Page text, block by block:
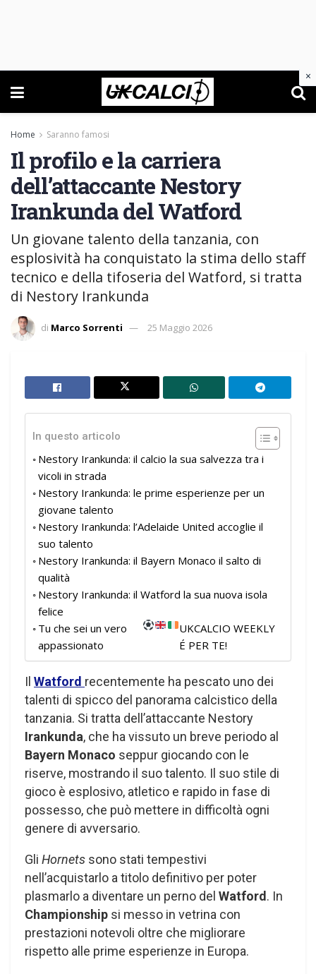
Home Saranno famosi
Il profilo e la carriera
dell’attaccante Nestory
Irankunda del Watford
Un giovane talento della tanzania, con
esplosività ha conquistato la stima dello staff
tecnico e della tifoseria del Watford, si tratta
di Nestory Irankunda
di Marco Sorrenti 25 Maggio 2026
In questo articolo
Nestory Irankunda: il calcio la sua salvezza tra i
vicoli in strada
Nestory Irankunda: le prime esperienze per un
giovane talento
Nestory Irankunda: l’Adelaide United accoglie il
suo talento
Nestory Irankunda: il Bayern Monaco il salto di
qualità
Nestory Irankunda: il Watford la sua nuova isola
felice
Tu che sei un vero
appassionato
UKCALCIO WEEKLY
É PER TE!
Il Watford recentemente ha pescato uno dei
talenti di spicco del panorama calcistico della
tanzania. Si tratta dell’attaccante Nestory
Irankunda, che ha vissuto un breve periodo al
Bayern Monaco seppur giocando con le
riserve, mostrando il suo talento. Il suo stile di
gioco è esplosivo, atletico e rapido in fase di
possesso, che può mettere in difficoltà ogni
genere di avversario.
Gli Hornets sono stati tempestivi
nell’acquistarlo a titolo definitivo per poter
plasmarlo a diventare un perno del Watford. In
Championship si messo in vetrina con
prestazioni notevoli oltre che migliorare
rispetto alle prime esperienze in Europa.
×